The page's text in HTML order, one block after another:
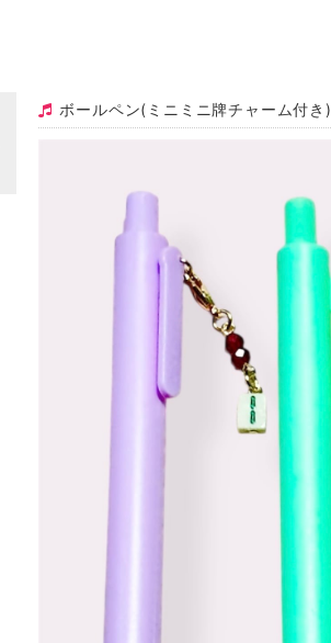
ボールペン(ミニミニ牌チャーム付き)